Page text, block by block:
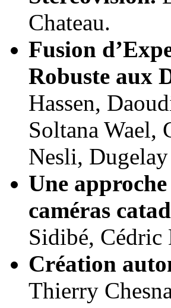
Chateau.
Fusion
Robuste aux
Hassen,
Soltana Wael,
Nesli,
Une
caméras
Sidibé,
Création
Thierry